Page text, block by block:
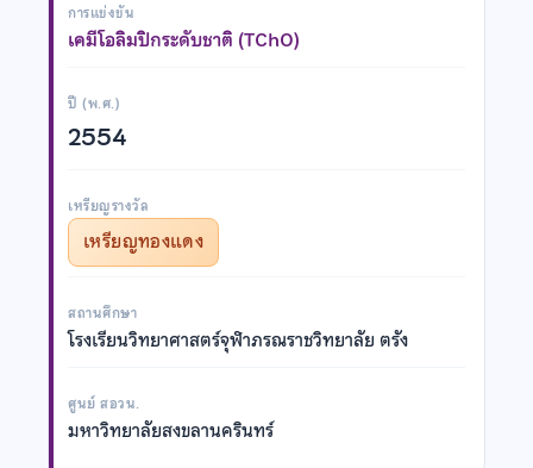
การแข่งขัน
เคมีโอลิมปิกระดับชาติ (TChO)
ปี (พ.ศ.)
2554
เหรียญรางวัล
เหรียญทองแดง
สถานศึกษา
โรงเรียนวิทยาศาสตร์จุฬาภรณราชวิทยาลัย ตรัง
ศูนย์ สอวน.
มหาวิทยาลัยสงขลานครินทร์